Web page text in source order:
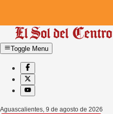
Toggle Menu
Aguascalientes, 9 de agosto de 2026